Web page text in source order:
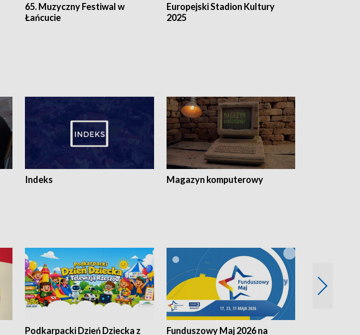
65. Muzyczny Festiwal w
Łańcucie
Europejski Stadion Kultury
2025
Indeks Magazyn komputerowy
Podkarpacki Dzień Dziecka z Funduszowy Maj 2026 na